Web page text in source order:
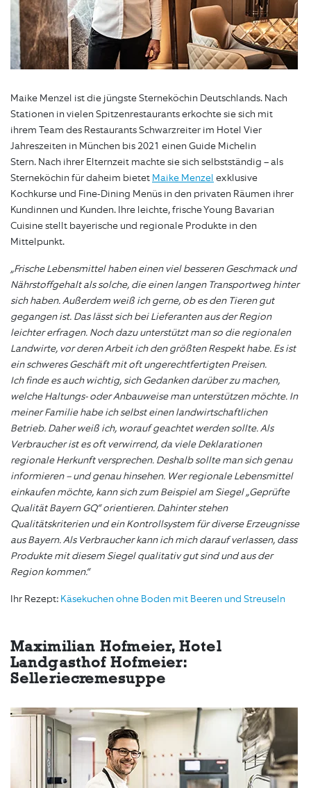
Maike Menzel ist die jüngste Sterneköchin Deutschlands. Nach
Stationen in vielen Spitzenrestaurants erkochte sie sich mit
ihrem Team des Restaurants Schwarzreiter im Hotel Vier
Jahreszeiten in München bis 2021 einen Guide Michelin
Stern. Nach ihrer Elternzeit machte sie sich selbstständig – als
Sterneköchin für daheim bietet Maike Menzel exklusive
Kochkurse und Fine-Dining Menüs in den privaten Räumen ihrer
Kundinnen und Kunden. Ihre leichte, frische Young Bavarian
Cuisine stellt bayerische und regionale Produkte in den
Mittelpunkt.
„Frische Lebensmittel haben einen viel besseren Geschmack und
Nährstoffgehalt als solche, die einen langen Transportweg hinter
sich haben. Außerdem weiß ich gerne, ob es den Tieren gut
gegangen ist. Das lässt sich bei Lieferanten aus der Region
leichter erfragen. Noch dazu unterstützt man so die regionalen
Landwirte, vor deren Arbeit ich den größten Respekt habe. Es ist
ein schweres Geschäft mit oft ungerechtfertigten Preisen.
Ich finde es auch wichtig, sich Gedanken darüber zu machen,
welche Haltungs- oder Anbauweise man unterstützen möchte. In
meiner Familie habe ich selbst einen landwirtschaftlichen
Betrieb. Daher weiß ich, worauf geachtet werden sollte. Als
Verbraucher ist es oft verwirrend, da viele Deklarationen
regionale Herkunft versprechen. Deshalb sollte man sich genau
informieren – und genau hinsehen. Wer regionale Lebensmittel
einkaufen möchte, kann sich zum Beispiel am Siegel „Geprüfte
Qualität Bayern GQ“ orientieren. Dahinter stehen
Qualitätskriterien und ein Kontrollsystem für diverse Erzeugnisse
aus Bayern. Als Verbraucher kann ich mich darauf verlassen, dass
Produkte mit diesem Siegel qualitativ gut sind und aus der
Region kommen.“
Ihr Rezept: Käsekuchen ohne Boden mit Beeren und Streuseln
Maximilian Hofmeier, Hotel
Landgasthof Hofmeier:
Selleriecremesuppe